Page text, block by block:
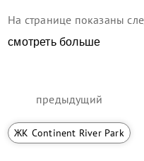
На странице показаны
смотреть больше
предыдущий
ЖК Continent River Park